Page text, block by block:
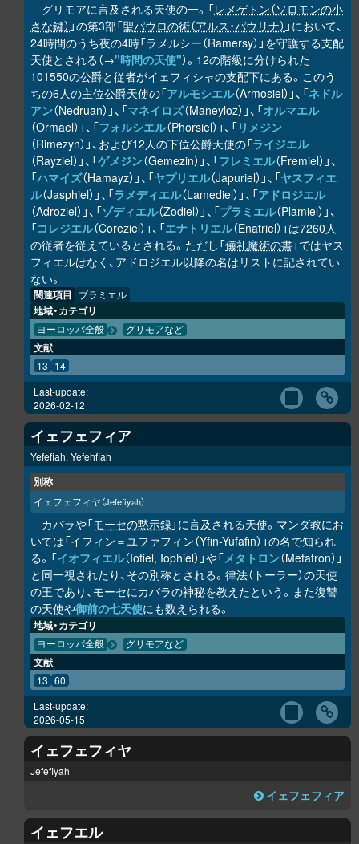
グリモアに言及される天使の一。「レメゲトン（ソロモンの小
さな鍵） 」の第3部「聖パウロの術（アルス・パウリナ） 」において、
24時間のうち夜の4時「ラメルシー（Ramersy）」を守護する支配
天使とされる（→"時間の天使"）。12の階級に分けられた
101550の公爵と従者がイェフィシャの支配下にある。このう
ちの6人の主位公爵天使の「アルモシエル（Armosiel）」、「ネドル
アン（Nedruan）」、「マネイロズ（Maneyloz）」、「オルマエル
（Ormael）」、「フォルシエル（Phorsiel）」、「リメジン
（Rimezyn）」、および12人の下位公爵天使の「ライジエル
（Rayziel）」、「ゲメジン（Gemezin）」、「フレミエル（Fremiel）」、
「ハマイズ（Hamayz）」、「ヤプリエル（Japuriel）」、「ヤスフィエ
ル（Jasphiel）」、「ラメディエル（Lamediel）」、「アドロジエル
（Adroziel）」、「ゾディエル（Zodiel）」、「プラミエル（Plamiel）」、
「コレジエル（Coreziel）」、「エナトリエル（Enatriel）」は7260人
の従者を従えているとされる。ただし「儀礼魔術の書」ではヤス
フィエルはなく、アドロジエル以降の名はリストに記されてい
ない。
関連項目 ブラミエル
地域・カテゴリ
ヨーロッパ全般 グリモアなど
文献
13 14
Last-update:
2026-02-12
イェフェフィア
Yefefiah, Yefehfiah
別称
イェフェフィヤ（Jefefiyah）
カバラや「モーセの黙示録」に言及される天使。マンダ教にお
いては「イフィン＝ユファフィン（Yfin-Yufafin）」の名で知られ
る。「イオフィエル（Iofiel, Iophiel）」や「メタトロン（Metatron）」
と同一視されたり、その別称とされる。律法（トーラー）の天使
の王であり、モーセにカバラの神秘を教えたという。また復讐
の天使や御前の七天使にも数えられる。
地域・カテゴリ
ヨーロッパ全般 グリモアなど
文献
13 60
Last-update:
2026-05-15
イェフェフィヤ
Jefefiyah
イェフェフィア
イェフエル